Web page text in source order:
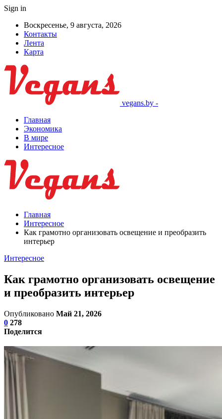
Sign in
Воскресенье, 9 августа, 2026
Контакты
Лента
Карта
vegans.by -
Главная
Экономика
В мире
Интересное
Главная
Интересное
Как грамотно организовать освещение и преобразить
интерьер
Интересное
Как грамотно организовать освещение
и преобразить интерьер
Опубликовано Май 21, 2026
0 278
Поделится